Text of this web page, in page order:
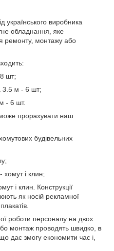
українського виробника
обладнання, яке
ремонту, монтажу або
шт;
3.5 м - 6 шт;
- 6 шт.
прорахувати наш
будівельних
хомут і клин;
і клин. Конструкції
як носій рекламної
роботи персоналу на двох
монтаж проводять швидко, в
дає змогу економити час і,